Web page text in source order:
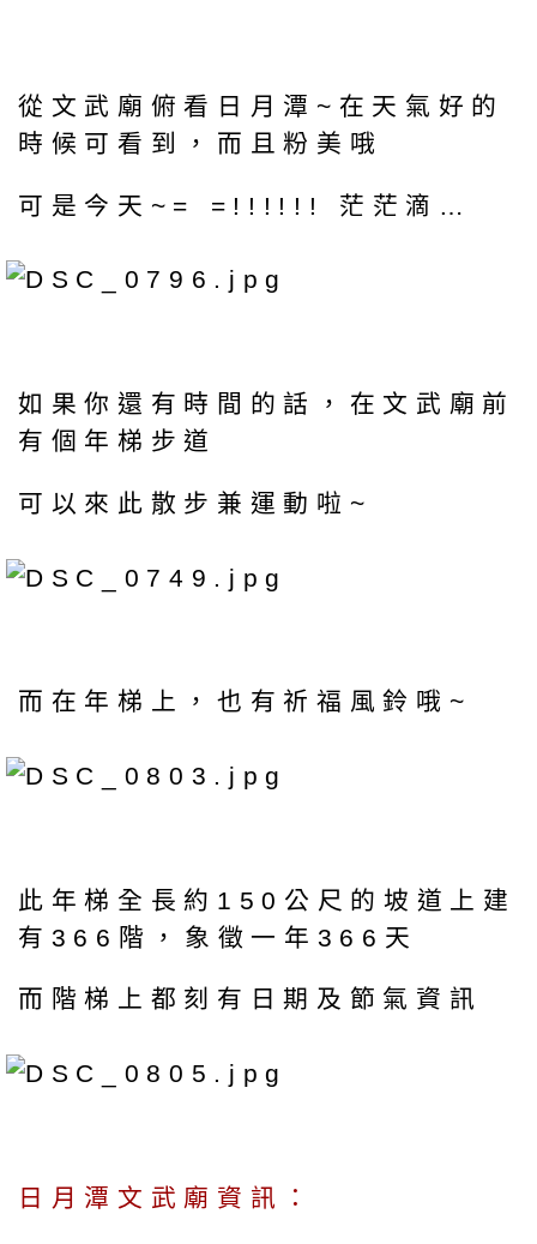
從文武廟俯看日月潭~在天氣好的
時候可看到，而且粉美哦
可是今天~= =!!!!!! 茫茫滴…
如果你還有時間的話，在文武廟前
有個年梯步道
可以來此散步兼運動啦~
而在年梯上，也有祈福風鈴哦~
此年梯全長約150公尺的坡道上建
有366階，象徵一年366天
而階梯上都刻有日期及節氣資訊
日月潭文武廟資訊：